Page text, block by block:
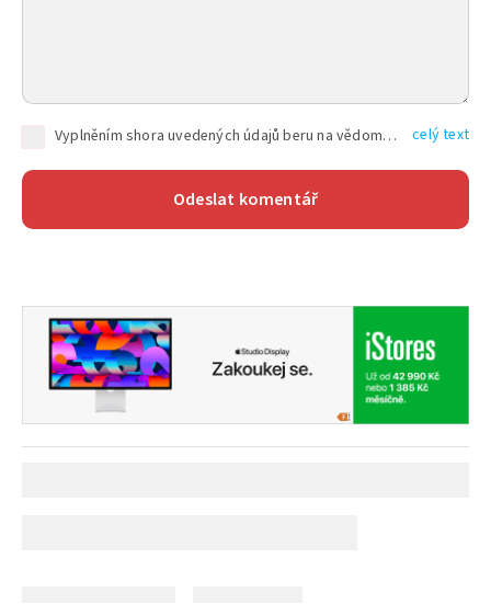
Vyplněním shora uvedených údajů beru na vědomí, že společnost TEXT FACTORY s.r.o., sídlem Brno, Durďákova 336/29, Černá Pole, PSČ: 613 00, IČ: 06157831, zapsané u Krajského soudu v Brně, oddíl C, vložka 100399, bude zpracovávat mé osobní údaje uvedené v rámci mnou vyplněného registračního formuláře na základě oprávněných zájmů TEXT FACTORY s.r.o. dle čl. 6 odst. 1 písm. f) GDPR a pro splnění právních povinností (čl. 6 odst. 1 písm. c) GDPR), a to pro tyto účely: nezbytnost zajistit oprávnění návštěvníka webových stránek provozovaných společností TEXT FACTORY s.r.o. přispívat aktivně ke zveřejněným článkům nebo v rámci diskusních fór a výkon práv TEXT FACTORY s.r.o. jako administrátora těchto diskusních fór. Více informací o zpracování osobních údajů a právech lze nalézt v celý text